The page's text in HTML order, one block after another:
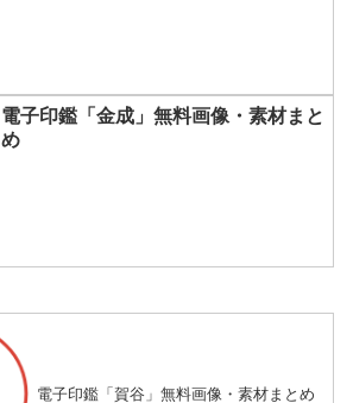
電子印鑑「金成」無料画像・素材まと
め
電子印鑑「賀谷」無料画像・素材まとめ